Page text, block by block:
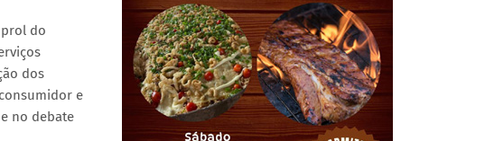
do
dos
e
no debate